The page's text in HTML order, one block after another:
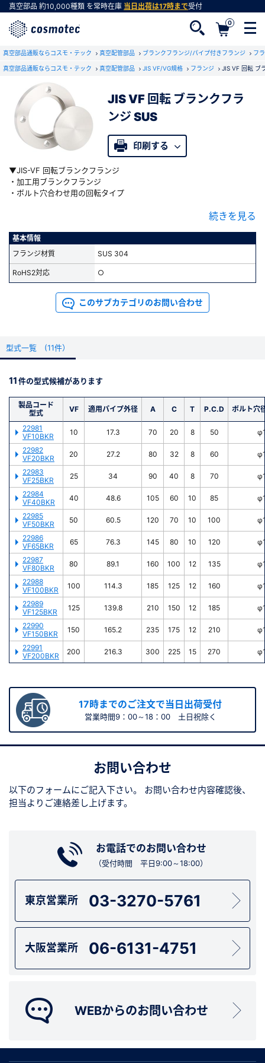
真空部品 約10,000種類 を常時在庫 当日出荷は17時まで受付
0
真空部品通販ならコスモ・テック 真空配管部品 ブランクフランジ/パイプ付きフランジ フ
真空部品通販ならコスモ・テック 真空配管部品 JIS VF/VG規格 フランジ JIS VF 回転 ブ
JIS VF 回転 ブランクフラ
ンジ SUS
印刷する
▼JIS-VF 回転ブランクフランジ
・加工用ブランクフランジ
・ボルト穴合わせ用の回転タイプ
・締結方法：ボルト締め
・ボルト穴：キリ穴タイプ(スルーホール)
▼以下のタイプが規格化されています(
・フランジサイズ(JIS)：10～550
・材質：SUS304，アクリル
・ブランク、回転、両面シールフランジを標準規格化
▼その他
・規格変換ニップル(
・製品への追加工や材質変更品もご相談承ります。ページ右側の「お問
い合わせ」ボタンよりご連絡ください
精密洗浄のご依頼はこちらから
続きを見る
基本情報
フランジ材質
SUS 304
RoHS2対応 ○
このサブカテゴリのお問い合わせ
型式一覧 (11件）
11件の型式候補があります
製品コード
型式
VF 適用パイプ外径 A C T P.C.D ボルト穴
22981
VF10BKR
10 17.3 70 20 8 50
22982
VF20BKR
20 27.2 80 32 8 60
22983
VF25BKR
25 34 90 40 8 70
22984
VF40BKR
40 48.6 105 60 10 85
22985
VF50BKR
50 60.5 120 70 10 100
22986
VF65BKR
65 76.3 145 80 10 120
22987
VF80BKR
80 89.1 160 100 12 135
22988
VF100BKR
100 114.3 185 125 12 160
22989
VF125BKR
125 139.8 210 150 12 185
22990
VF150BKR
150 165.2 235 175 12 210
22991
VF200BKR
200 216.3 300 225 15 270
17時までのご注文で当日出荷受付
営業時間9：00～18：00 土日祝除く
お問い合わせ
以下のフォームにご記入下さい。
お問い合わせ内容確認後、
担当よりご連絡差し上げます。
お電話でのお問い合わせ
（受付時間 平日9:00～18:00）
東京営業所 03-3270-5761
大阪営業所 06-6131-4751
WEBからのお問い合わせ
会員登録がお済みでない方
会員登録をすれば、便利な機能がご利用いただけ
ます。
新規会員登録（無料）
※新規会員登録をお申し込み頂いてから本登録となるまで、数日間かかる場合
ログイン
※パスワードをお忘れの方は、パスワード再発行ページへ
※メールアドレスを忘れた方は、お問い合わせページ
よりお問い合わせくださ
い